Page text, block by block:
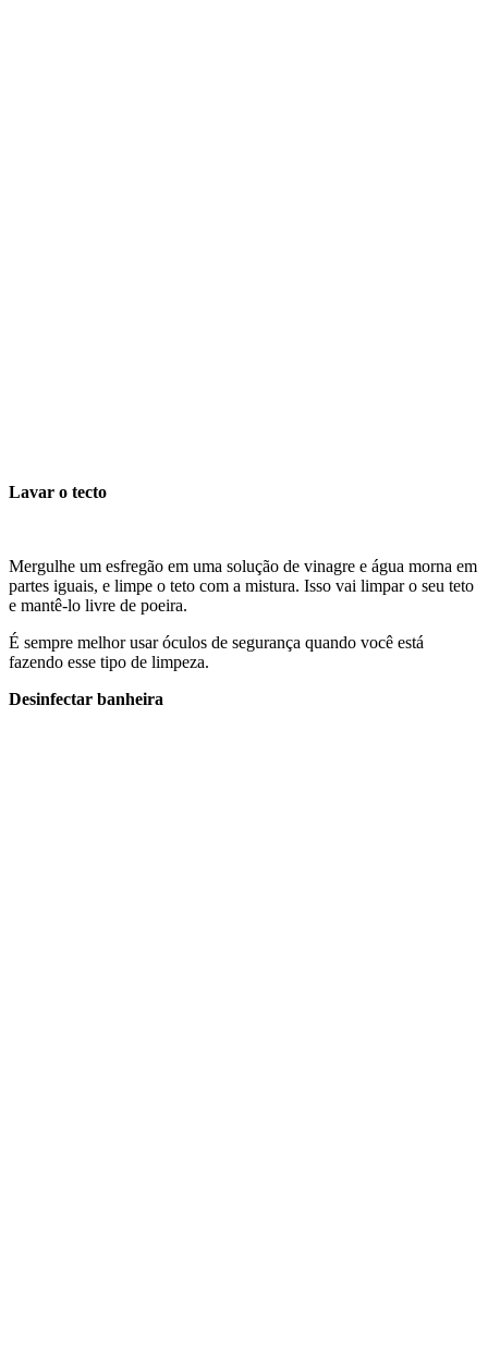
Lavar o tecto
Mergulhe um esfregão em uma solução de vinagre e água morna em
partes iguais, e limpe o teto com a mistura. Isso vai limpar o seu teto
e mantê-lo livre de poeira.
É sempre melhor usar óculos de segurança quando você está
fazendo esse tipo de limpeza.
Desinfectar banheira